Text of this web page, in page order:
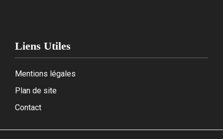
Liens Utiles
Mentions légales
Plan de site
Contact